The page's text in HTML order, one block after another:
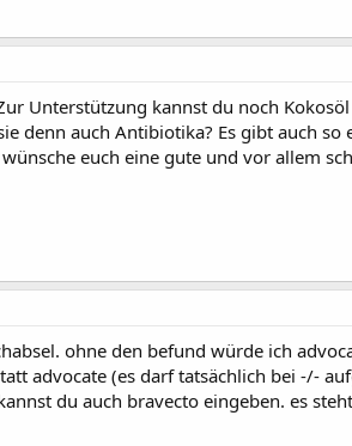
Unterstützung kannst du noch
denn auch Antibiotika? Es gibt auch so
euch eine gute und vor allem
ohne den befund würde ich
advocate (es darf tatsächlich bei -/-
du auch bravecto eingeben. es